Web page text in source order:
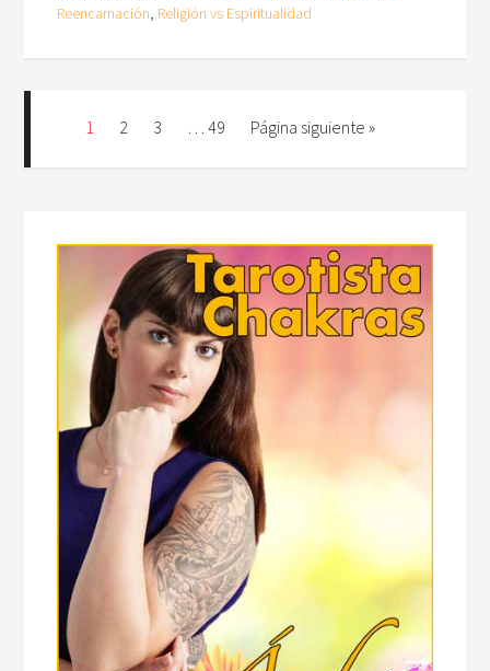
Reencarnación, Religión vs Espiritualidad
1 2 3 … 49 Página siguiente »